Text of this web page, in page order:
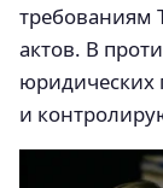
требованиям
актов. В
юридических
и